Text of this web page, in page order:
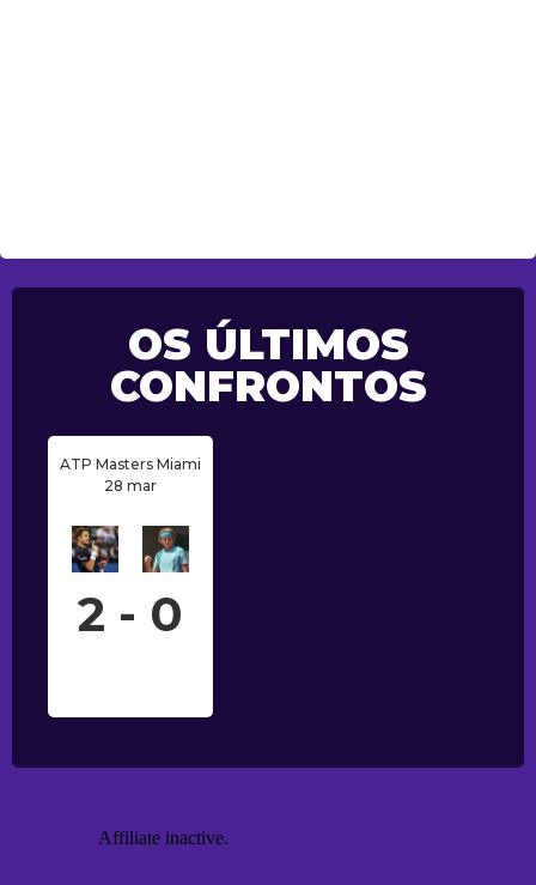
OS ÚLTIMOS
CONFRONTOS
ATP Masters Miami
28 mar
2 - 0